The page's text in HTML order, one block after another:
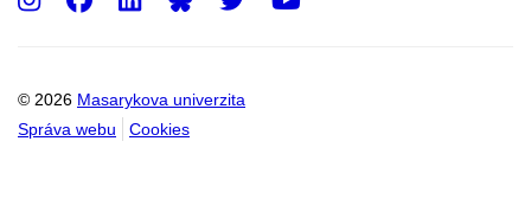
© 2026 Masarykova univerzita
Správa webu
Cookies